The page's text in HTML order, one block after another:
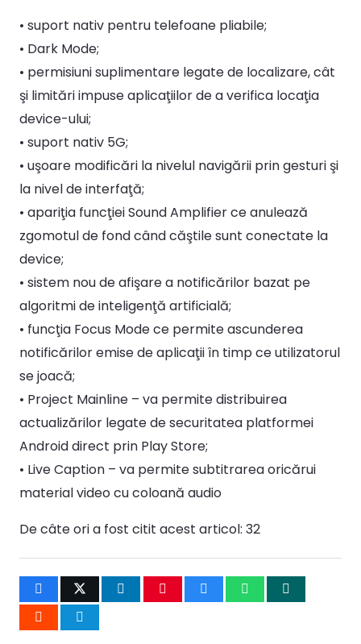
• suport nativ pentru telefoane pliabile;
• Dark Mode;
• permisiuni suplimentare legate de localizare, cât
şi limitări impuse aplicaţiilor de a verifica locaţia
device-ului;
• suport nativ 5G;
• uşoare modificări la nivelul navigării prin gesturi şi
la nivel de interfaţă;
• apariţia funcţiei Sound Amplifier ce anulează
zgomotul de fond când căştile sunt conectate la
device;
• sistem nou de afişare a notificărilor bazat pe
algoritmi de inteligenţă artificială;
• funcţia Focus Mode ce permite ascunderea
notificărilor emise de aplicaţii în timp ce utilizatorul
se joacă;
• Project Mainline – va permite distribuirea
actualizărilor legate de securitatea platformei
Android direct prin Play Store;
• Live Caption – va permite subtitrarea oricărui
material video cu coloană audio
De câte ori a fost citit acest articol: 32